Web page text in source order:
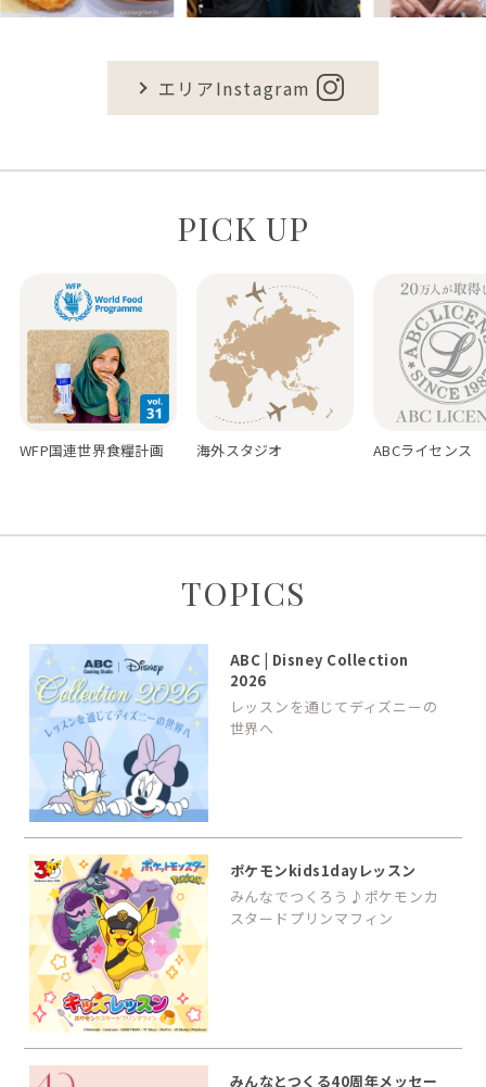
エリアInstagram
PICK UP
WFP国連世界食糧計画 海外スタジオ ABCライセンス
TOPICS
ABC | Disney Collection
2026
レッスンを通じてディズニーの
世界へ
ポケモンkids1dayレッスン
みんなでつくろう♪ポケモンカ
スタードプリンマフィン
みんなとつくる40周年メッセー